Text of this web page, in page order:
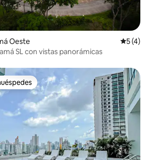
Oeste
5 (4)
SL con vistas panorámicas